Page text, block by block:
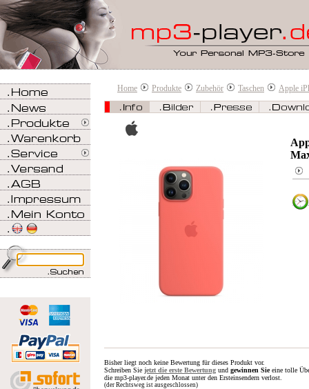
Home Produkte Zubehör Taschen Apple
Bisher liegt noch keine Bewertung für dieses Produkt vor.
Schreiben Sie jetzt die erste Bewertung und gewinnen Sieeine tolle
die mp3-player.de jeden Monat unter den Ersteinsendern verlost.
(der Rechtsweg ist ausgeschlossen)